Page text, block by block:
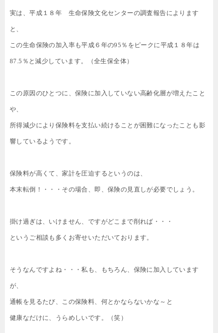
実は、平成１８年 生命保険文化センターの調査報告によります
と、
この生命保険の加入率も平成６年の95 ％をピークに平成１８年は
87.5 ％と減少しています。（全生保全体）
この原因のひとつに、保険に加入していない高齢化層が増えたこと
や、
所得減少により保険料を支払い続けることが困難になったことも影
響しているようです。
保険料が高くて、家計を圧迫するというのは、
本末転倒！・・・その場合、即、保険の見直しが必要でしょう。
掛け過ぎは、いけません、ですがどこまで削れば・・・
というご相談も多くお寄せいただいております。
そうなんですよね・・・私も、もちろん、保険に加入しています
が、
通帳を見るたび、この保険料、何とかならないかな～と
健康なだけに、うらめしいです。（笑）